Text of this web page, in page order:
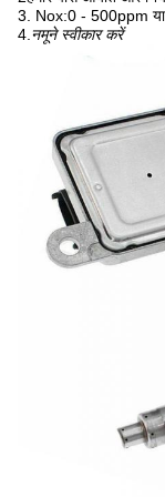
3. Nox:0 - 500ppm
4. नमूने स्वीकार करें